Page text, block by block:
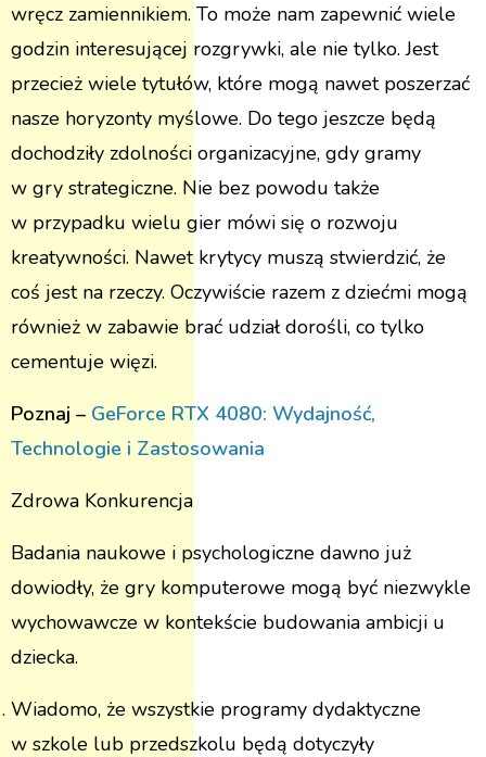
wręcz zamiennikiem. To może nam zapewnić wiele
godzin interesującej rozgrywki, ale nie tylko. Jest
przecież wiele tytułów, które mogą nawet poszerzać
nasze horyzonty myślowe. Do tego jeszcze będą
dochodziły zdolności organizacyjne, gdy gramy
w gry strategiczne. Nie bez powodu także
w przypadku wielu gier mówi się o rozwoju
kreatywności. Nawet krytycy muszą stwierdzić, że
coś jest na rzeczy. Oczywiście razem z dziećmi mogą
również w zabawie brać udział dorośli, co tylko
cementuje więzi.
Poznaj – GeForce RTX 4080: Wydajność,
Technologie i Zastosowania
Zdrowa Konkurencja
Badania naukowe i psychologiczne dawno już
dowiodły, że gry komputerowe mogą być niezwykle
wychowawcze w kontekście budowania ambicji u
dziecka.
Wiadomo, że wszystkie programy dydaktyczne
w szkole lub przedszkolu będą dotyczyły